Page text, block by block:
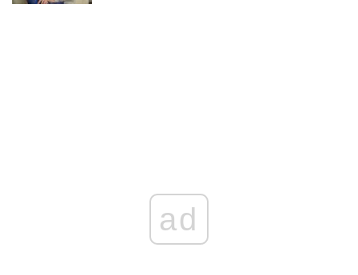
ad